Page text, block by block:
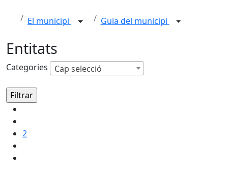
El municipi Guia del municipi
Entitats
Categories Cap selecció
2